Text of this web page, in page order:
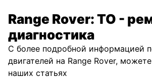
Range Rover: ТО - ремонт и
диагностика
С более подробной информацией
двигателей на Range Rover,
наших статьях